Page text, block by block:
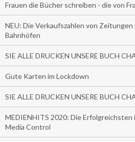
Frauen die Bücher schreiben - die von
NEU: Die Verkaufszahlen von
Bahnhöfen
SIE ALLE DRUCKEN UNSERE BUCH
Gute Karten im Lockdown
SIE ALLE DRUCKEN UNSERE BUCH
MEDIENHITS 2020: Die
Media Control